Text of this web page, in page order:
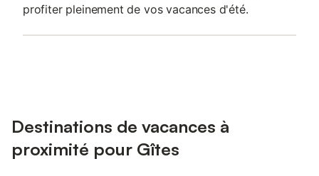
profiter pleinement de vos vacances d'été.
Destinations de vacances à
proximité pour Gîtes